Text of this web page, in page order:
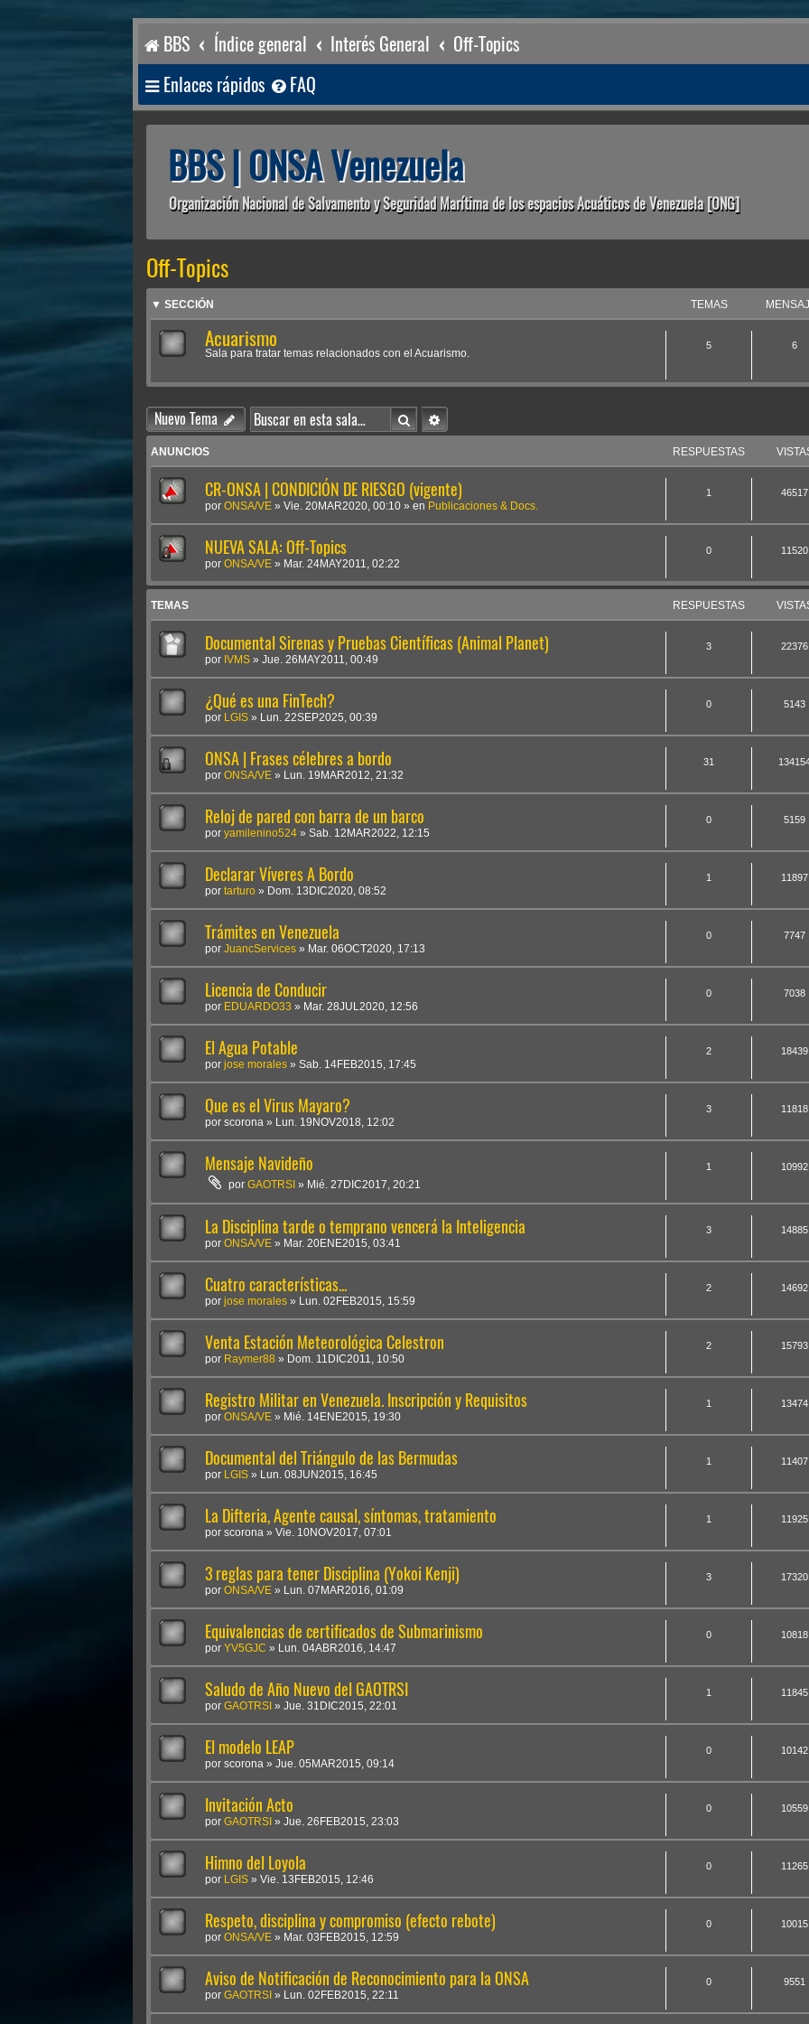
BBS Índice general Interés General Off-Topics
Enlaces rápidos FAQ
BBS | ONSA Venezuela
Organización Nacional de Salvamento y Seguridad Marítima de los espacios Acuáticos de Venezuela [ONG]
Off-Topics
▼ SECCIÓN TEMAS
Acuarismo
Sala para tratar temas relacionados con el Acuarismo.
5 6
Nuevo Tema BuscarBúsqueda avanzada
ANUNCIOS RESPUESTAS
CR-ONSA | CONDICIÓN DE RIESGO (vigente)
por ONSA/VE » Vie. 20MAR2020, 00:10 » en Publicaciones & Docs.
1 46517
NUEVA SALA: Off-Topics
por ONSA/VE » Mar. 24MAY2011, 02:22
0 11520
TEMAS RESPUESTAS
Documental Sirenas y Pruebas Científicas (Animal Planet)
por IVMS » Jue. 26MAY2011, 00:49
3 22376
¿Qué es una FinTech?
por LGIS » Lun. 22SEP2025, 00:39
0 5143
ONSA | Frases célebres a bordo
por ONSA/VE » Lun. 19MAR2012, 21:32
31
Reloj de pared con barra de un barco
por yamilenino524 » Sab. 12MAR2022, 12:15
0 5159
Declarar Víveres A Bordo
por tarturo » Dom. 13DIC2020, 08:52
1 11897
Trámites en Venezuela
por JuancServices » Mar. 06OCT2020, 17:13
0 7747
Licencia de Conducir
por EDUARDO33 » Mar. 28JUL2020, 12:56
0 7038
El Agua Potable
por jose morales » Sab. 14FEB2015, 17:45
2 18439
Que es el Virus Mayaro?
por scorona » Lun. 19NOV2018, 12:02
3 11818
Mensaje Navideño
porGAOTRSI » Mié. 27DIC2017, 20:21
1 10992
La Disciplina tarde o temprano vencerá la Inteligencia
por ONSA/VE » Mar. 20ENE2015, 03:41
3 14885
Cuatro características...
por jose morales » Lun. 02FEB2015, 15:59
2 14692
Venta Estación Meteorológica Celestron
por Raymer88 » Dom. 11DIC2011, 10:50
2 15793
Registro Militar en Venezuela. Inscripción y Requisitos
por ONSA/VE » Mié. 14ENE2015, 19:30
1 13474
Documental del Triángulo de las Bermudas
por LGIS » Lun. 08JUN2015, 16:45
1 11407
La Difteria, Agente causal, síntomas, tratamiento
por scorona » Vie. 10NOV2017, 07:01
1 11925
3 reglas para tener Disciplina (Yokoi Kenji)
por ONSA/VE » Lun. 07MAR2016, 01:09
3 17320
Equivalencias de certificados de Submarinismo
por YV5GJC » Lun. 04ABR2016, 14:47
0 10818
Saludo de Año Nuevo del GAOTRSI
por GAOTRSI » Jue. 31DIC2015, 22:01
1 11845
El modelo LEAP
por scorona » Jue. 05MAR2015, 09:14
0 10142
Invitación Acto
por GAOTRSI » Jue. 26FEB2015, 23:03
0 10559
Himno del Loyola
por LGIS » Vie. 13FEB2015, 12:46
0 11265
Respeto, disciplina y compromiso (efecto rebote)
por ONSA/VE » Mar. 03FEB2015, 12:59
0 10015
Aviso de Notificación de Reconocimiento para la ONSA
por GAOTRSI » Lun. 02FEB2015, 22:11
0 9551